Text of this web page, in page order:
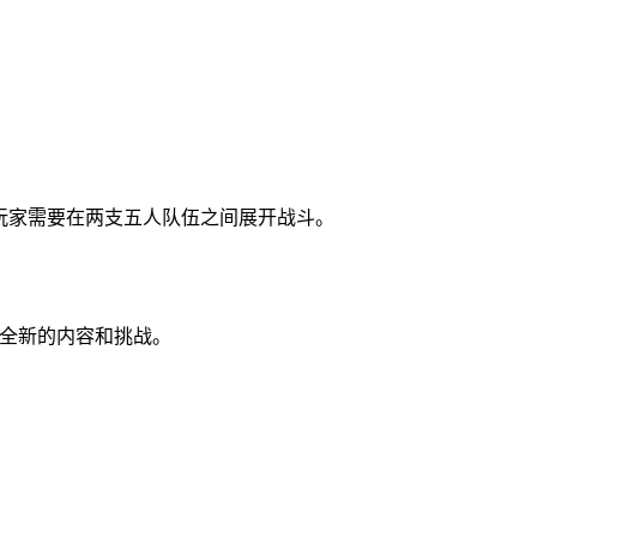
需要在两支五人队伍之间展开战斗。
新的内容和挑战。